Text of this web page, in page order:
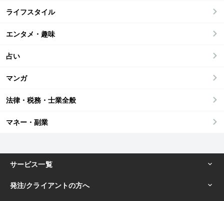
ライフスタイル
エンタメ・趣味
占い
マンガ
法律・税務・士業全般
マネー・副業